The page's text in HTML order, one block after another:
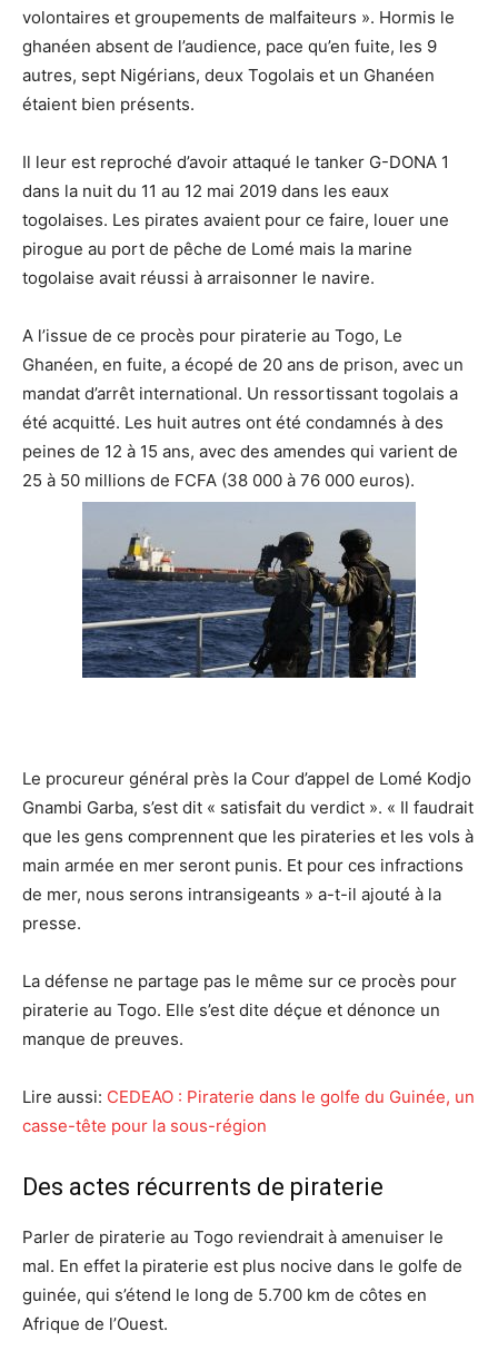
volontaires et groupements de malfaiteurs ». Hormis le
ghanéen absent de l’audience, pace qu’en fuite, les 9
autres, sept Nigérians, deux Togolais et un Ghanéen
étaient bien présents.
Il leur est reproché d’avoir attaqué le tanker G-DONA 1
dans la nuit du 11 au 12 mai 2019 dans les eaux
togolaises. Les pirates avaient pour ce faire, louer une
pirogue au port de pêche de Lomé mais la marine
togolaise avait réussi à arraisonner le navire.
A l’issue de ce procès pour piraterie au Togo, Le
Ghanéen, en fuite, a écopé de 20 ans de prison, avec un
mandat d’arrêt international. Un ressortissant togolais a
été acquitté. Les huit autres ont été condamnés à des
peines de 12 à 15 ans, avec des amendes qui varient de
25 à 50 millions de FCFA (38 000 à 76 000 euros).
Le procureur général près la Cour d’appel de Lomé Kodjo
Gnambi Garba, s’est dit « satisfait du verdict ». « Il faudrait
que les gens comprennent que les pirateries et les vols à
main armée en mer seront punis. Et pour ces infractions
de mer, nous serons intransigeants » a-t-il ajouté à la
presse.
La défense ne partage pas le même sur ce procès pour
piraterie au Togo. Elle s’est dite déçue et dénonce un
manque de preuves.
Lire aussi: CEDEAO : Piraterie dans le golfe du Guinée, un
casse-tête pour la sous-région
Des actes récurrents de piraterie
Parler de piraterie au Togo reviendrait à amenuiser le
mal. En effet la piraterie est plus nocive dans le golfe de
guinée, qui s’étend le long de 5.700 km de côtes en
Afrique de l’Ouest.